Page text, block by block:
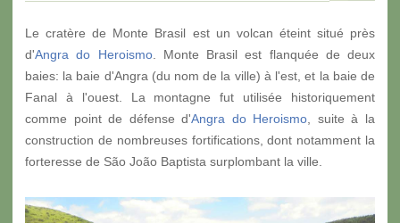
Le cratère de Monte Brasil est un volcan éteint situé près
d'Angra do Heroismo. Monte Brasil est flanquée de deux
baies: la baie d'Angra (du nom de la ville) à l'est, et la baie de
Fanal à l'ouest. La montagne fut utilisée historiquement
comme point de défense d'Angra do Heroismo , suite à la
construction de nombreuses fortifications, dont notamment la
forteresse de São João Baptista surplombant la ville.